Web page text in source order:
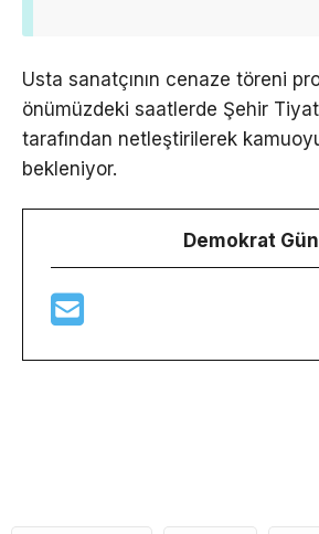
Usta sanatçının cenaze töreni
önümüzdeki saatlerde Şehir
tarafından netleştirilerek
bekleniyor.
Demokrat